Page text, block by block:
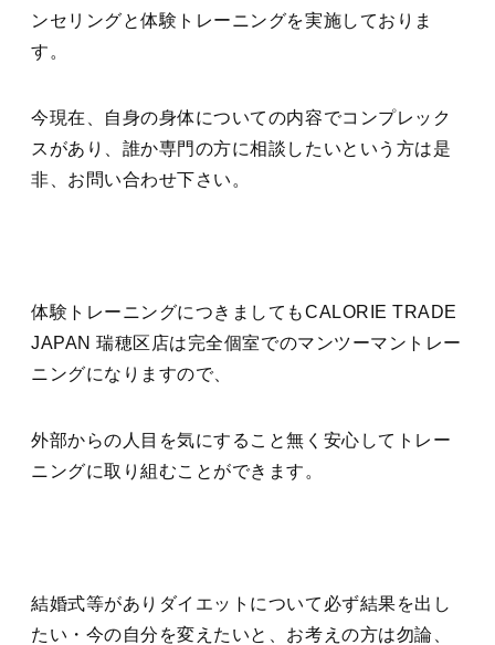
ンセリングと体験トレーニングを実施しておりま
す。
今現在、自身の身体についての内容でコンプレック
スがあり、誰か専門の方に相談したいという方は是
非、お問い合わせ下さい。
体験トレーニングにつきましてもCALORIE TRADE
JAPAN 瑞穂区店は完全個室でのマンツーマントレー
ニングになりますので、
外部からの人目を気にすること無く安心してトレー
ニングに取り組むことができます。
結婚式等がありダイエットについて必ず結果を出し
たい・今の自分を変えたいと、お考えの方は勿論、